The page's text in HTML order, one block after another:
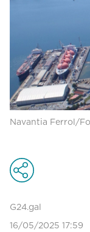
Navantia Ferrol/
G24.gal
16/05/2025 17:59